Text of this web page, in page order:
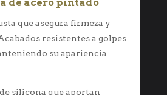
de acero pintado
que asegura firmeza y
resistentes a golpes
su apariencia
silicona que aportan